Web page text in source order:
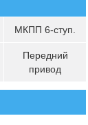
МКПП 6-ступ.
Передний
привод